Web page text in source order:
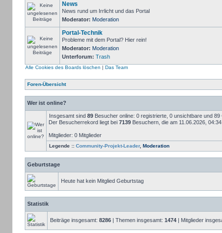
News
News rund um Irrlicht und das Portal
Moderator: Moderation
Portal-Technik
Probleme mit dem Portal? Hier rein!
Moderator: Moderation
Unterforum: Trash
Alle Cookies des Boards löschen | Das Team
Foren-Übersicht
Wer ist online?
Insgesamt sind 89Besucher online: 0 registrierte, 0 unsichtbare und
Der Besucherrekord liegt bei 7139Besuchern, die am 11.06.2026,
Mitglieder: 0 Mitglieder
Legende :: Community-Projekt-Leader, Moderation
Geburtstage
Heute hat kein Mitglied Geburtstag
Statistik
Beiträge insgesamt: 8286| Themen insgesamt: 1474| Mitglieder